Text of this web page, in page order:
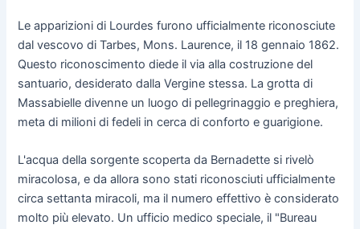
Le apparizioni di Lourdes furono ufficialmente riconosciute
dal vescovo di Tarbes, Mons. Laurence, il 18 gennaio 1862.
Questo riconoscimento diede il via alla costruzione del
santuario, desiderato dalla Vergine stessa. La grotta di
Massabielle divenne un luogo di pellegrinaggio e preghiera,
meta di milioni di fedeli in cerca di conforto e guarigione.
L'acqua della sorgente scoperta da Bernadette si rivelò
miracolosa, e da allora sono stati riconosciuti ufficialmente
circa settanta miracoli, ma il numero effettivo è considerato
molto più elevato. Un ufficio medico speciale, il "Bureau